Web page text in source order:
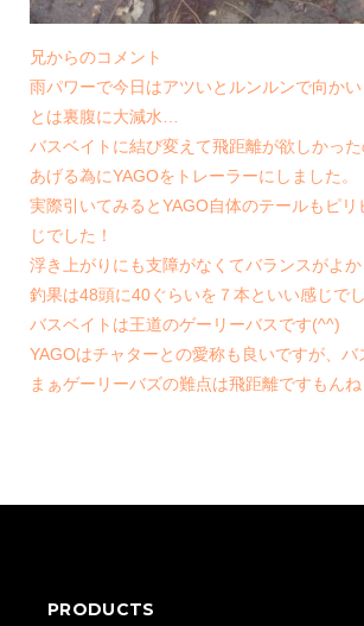
兄からのコメント
雨パワーで今日はアツいとルンルンで向か
とは裏腹に大減水…
バスベイトに結び変えて飛距離が欲しかっ
あげる為にYAGOをトレーラーにしました。
実際引いてみるとYAGO自体のテールもピ
じでした！
浮き上がりにも支障がなくてバランスがよか
釣果は48頭に40ぐらいを７本といい感じでし
バスベイトは王道のゲーリーバスです(^^)
YAGOはチャターとの愛称も良いですが、バ
まぁゲーリーバズの難点は飛距離ですもんね
PRODUCTS